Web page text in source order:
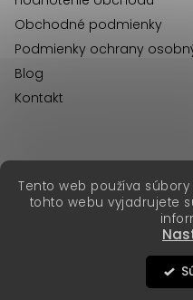
Tento web používa
tohto webu vyjadrujete
Obchodné podmienky
Podmienky ochrany
Blog
Kontakt
Vytvoril Shoptet
Copyright 2026Erika